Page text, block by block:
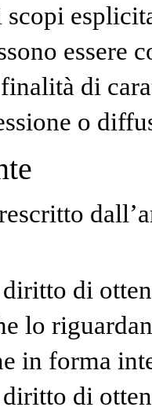
scopi
essere
di
o
di
lo
in forma
di